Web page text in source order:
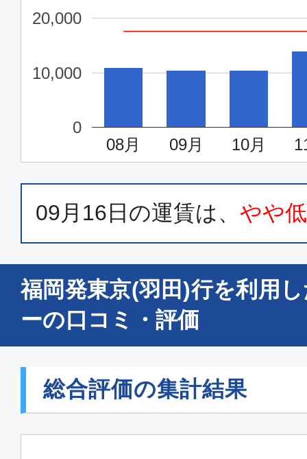
普通席
15:55
東京(
ANA240
エコノミー
07:00
JAL300
普通席
福岡
07:00
東京(
普通席
福岡
07:20
東京(
08月 09月 10月
0
10,000
20,000
09月16日 の運賃は、 やや
福岡発東京(羽田)行を利用
ーの口コミ・評価
総合評価の集計結果